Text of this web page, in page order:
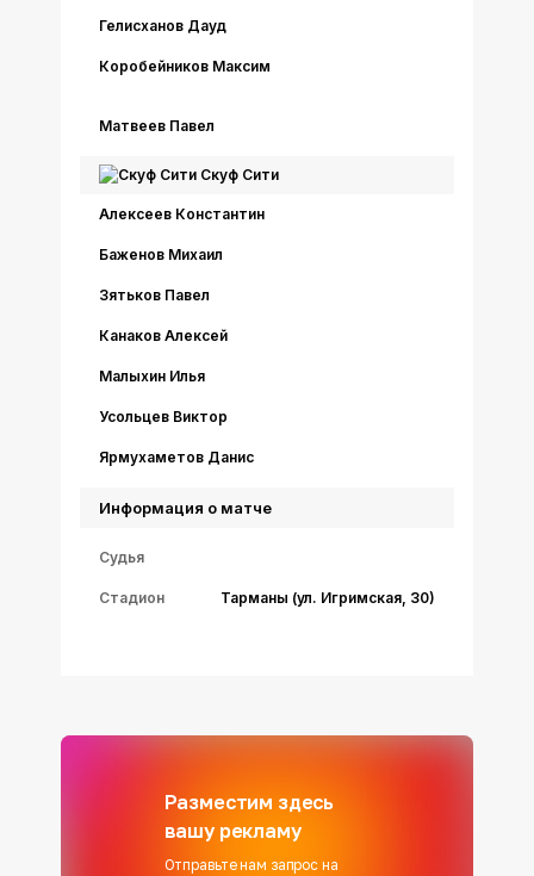
Гелисханов Дауд
Коробейников Максим
Матвеев Павел
Скуф Сити
Алексеев Константин
Баженов Михаил
Зятьков Павел
Канаков Алексей
Малыхин Илья
Усольцев Виктор
Ярмухаметов Данис
Информация о матче
Судья
Стадион Тарманы (ул. Игримская, 30)
Разместим здесь
вашу рекламу
Отправьте нам запрос на